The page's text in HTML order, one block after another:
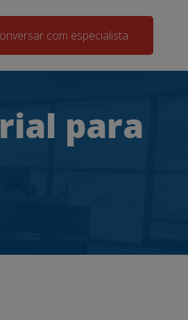
com especialista
para